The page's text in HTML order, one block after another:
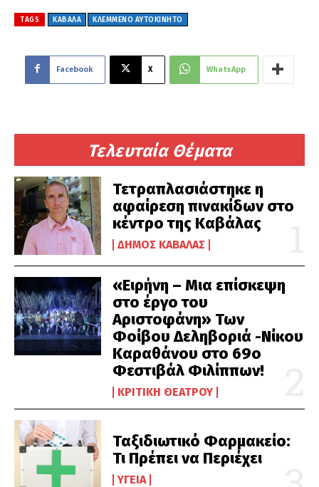
Τελευταία Θέματα
Τετραπλασιάστηκε η
αφαίρεση πινακίδων στο
κέντρο της Καβάλας
ΔΉΜΟΣ ΚΑΒΆΛΑΣ
«Ειρήνη – Μια επίσκεψη
στο έργο του
Αριστοφάνη» Των
Φοίβου Δεληβοριά -Νίκου
Καραθάνου στο 69ο
Φεστιβάλ Φιλίππων!
ΚΡΙΤΙΚΉ ΘΕΆΤΡΟΥ
Ταξιδιωτικό Φαρμακείο:
Τι Πρέπει να Περιέχει
ΥΓΕΊΑ
TAGS ΚΑΒΑΛΑ ΚΛΕΜΜΕΝΟ ΑΥΤΟΚΙΝΗΤΟ
Facebook X WhatsApp